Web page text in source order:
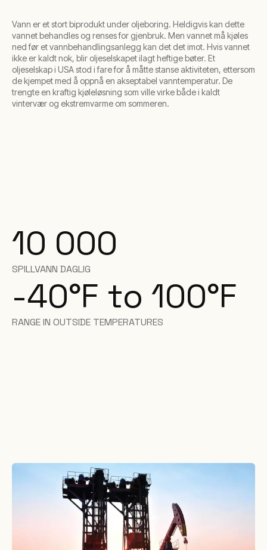
Vann er et stort biprodukt under oljeboring. Heldigvis kan dette
vannet behandles og renses for gjenbruk. Men vannet må kjøles
ned før et vannbehandlingsanlegg kan det det imot. Hvis vannet
ikke er kaldt nok, blir oljeselskapet ilagt heftige bøter. Et
oljeselskap i USA stod i fare for å måtte stanse aktiviteten, ettersom
de kjempet med å oppnå en akseptabel vanntemperatur. De
trengte en kraftig kjøleløsning som ville virke både i kaldt
vintervær og ekstremvarme om sommeren.
10 000
SPILLVANN DAGLIG
-40°F to 100°F
RANGE IN OUTSIDE TEMPERATURES